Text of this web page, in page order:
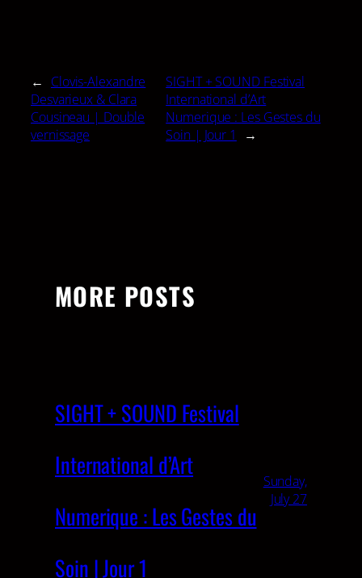
← Clovis-Alexandre
Desvarieux & Clara
Cousineau | Double
vernissage
SIGHT + SOUND Festival
International d’Art
Numerique : Les Gestes du
Soin | Jour 1
→
MORE POSTS
SIGHT + SOUND Festival
International d’Art
Numerique : Les Gestes du
Soin | Jour 1
Sunday,
July 27